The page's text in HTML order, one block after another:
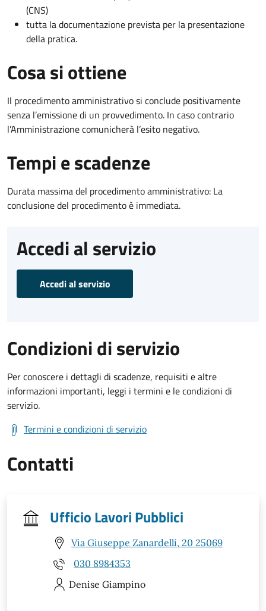
(CNS)
tutta la documentazione prevista per la presentazione
della pratica.
Cosa si ottiene
Il procedimento amministrativo si conclude positivamente
senza l’emissione di un provvedimento. In caso contrario
l’Amministrazione comunicherà l’esito negativo.
Tempi e scadenze
Durata massima del procedimento amministrativo: La
conclusione del procedimento è immediata.
Accedi al servizio
Accedi al servizio
Condizioni di servizio
Per conoscere i dettagli di scadenze, requisiti e altre
informazioni importanti, leggi i termini e le condizioni di
servizio.
Termini e condizioni di servizio
Contatti
Ufficio Lavori Pubblici
Via Giuseppe Zanardelli, 20 25069
030 8984353
Denise Giampino